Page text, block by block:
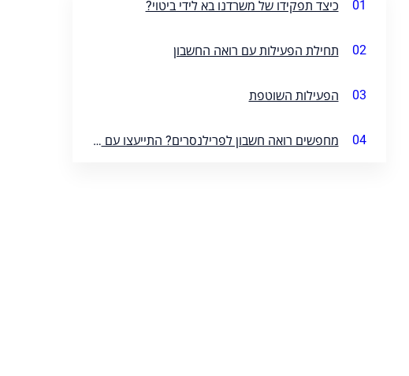
01 כיצד תפקידו של משרדנו בא לידי ביטוי?
02 תחילת הפעילות עם רואה החשבון
03 הפעילות השוטפת
04 מחפשים רואה חשבון לפרילנסרים? התייעצו עם משרדנו